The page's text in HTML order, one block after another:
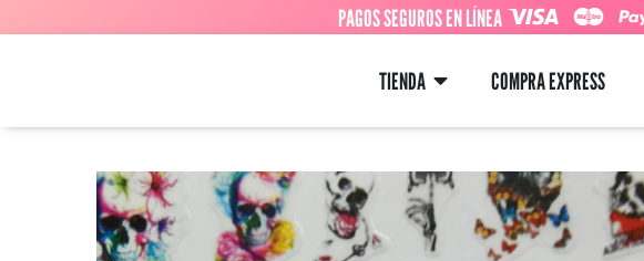
PAGOS SEGUROS EN LÍNEA
TIENDA COMPRA EXPRESS